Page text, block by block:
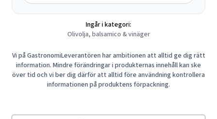
Ingår i kategori:
Olivolja, balsamico & vinäger
Vi på GastronomiLeverantören har ambitionen att alltid ge dig rätt
information. Mindre förändringar i produkternas innehåll kan ske
över tid och vi ber dig därför att alltid före användning kontrollera
informationen på produktens förpackning.